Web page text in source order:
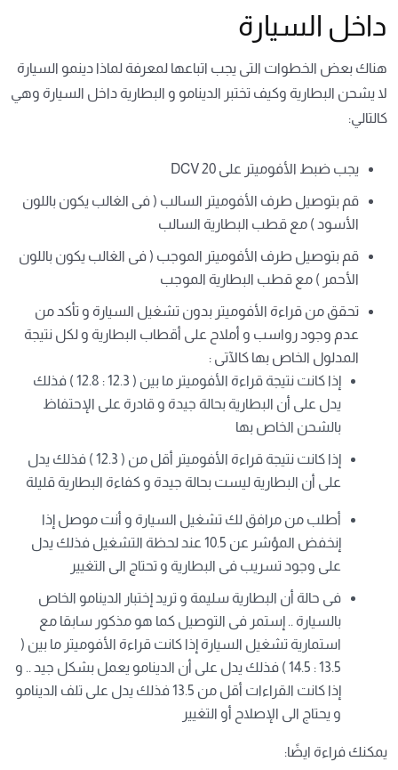
داخل السيارة
هناك بعض الخطوات التى يجب اتباعها لمعرفة لماذا دينمو السيارة
لا يشحن البطارية وكيف تختبر الدينامو و البطارية داخل السيارة وهي
كالتالي:
يجب ضبط الأفوميتر على DCV 20
قم بتوصيل طرف الأفوميتر السالب ( فى الغالب يكون باللون
الأسود ) مع قطب البطارية السالب
قم بتوصيل طرف الأفوميتر الموجب ( فى الغالب يكون باللون
الأحمر ) مع قطب البطارية الموجب
تحقق من قراءة الأفوميتر بدون تشغيل السيارة و تأكد من
عدم وجود رواسب و أملاح على أقطاب البطارية و لكل نتيجة
المدلول الخاص بها كالآتى :
إذا كانت نتيجة قراءة الأفوميتر ما بين ( 12.3 : 12.8 ) فذلك
يدل على أن البطارية بحالة جيدة و قادرة على الإحتفاظ
بالشحن الخاص بها
إذا كانت نتيجة قراءة الأفوميتر أقل من ( 12.3 ) فذلك يدل
على أن البطارية ليست بحالة جيدة و كفاءة البطارية قليلة
أطلب من مرافق لك تشغيل السيارة و أنت موصل إذا
إنخفض المؤشر عن 10.5 عند لحظة التشغيل فذلك يدل
على وجود تسريب فى البطارية و تحتاج الى التغيير
فى حالة أن البطارية سليمة و تريد إختبار الدينامو الخاص
بالسيارة .. إستمر فى التوصيل كما هو مذكور سابقا مع
استمارية تشغيل السيارة إذا كانت قراءة الأفوميتر ما بين (
13.5 : 14.5 ) فذلك يدل على أن الدينامو يعمل بشكل جيد .. و
إذا كانت القراءات أقل من 13.5 فذلك يدل على تلف الدينامو
و يحتاج الى الإصلاح أو التغيير
يمكنك فراءة ايضًا: